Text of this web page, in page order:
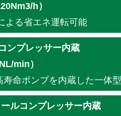
h）
る省エネ運転可能
ンプレッサー内蔵
min）
命ポンプを内蔵した一体型
ルコンプレッサー内蔵